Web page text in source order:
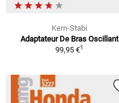
Kern-Stabi
Adaptateur De Bras Oscillant
99,95 €1